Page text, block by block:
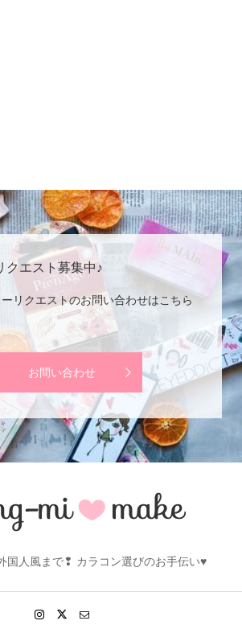
クエスト募集中♪
リクエストのお問い合わせはこちら
お問い合わせ
国人風まで❢ カラコン選びのお手伝い♥